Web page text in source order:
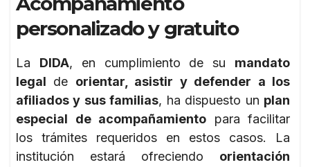
personalizado y gratuito
La DIDA, en cumplimiento de su mandato
legal de orientar, asistir y defender a los
afiliados y sus familias, ha dispuesto un plan
especial de acompañamiento para facilitar
los trámites requeridos en estos casos. La
institución estará ofreciendo orientación